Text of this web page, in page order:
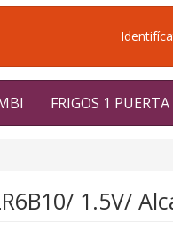
FRIGOS 1 PUERTA
1.5V/